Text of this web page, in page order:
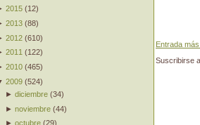
Entrada
Suscribirse
2015 (12)
2013 (88)
2012 (610)
2011 (122)
2010 (465)
2009 (524)
►diciembre (34)
►noviembre (44)
►octubre (29)